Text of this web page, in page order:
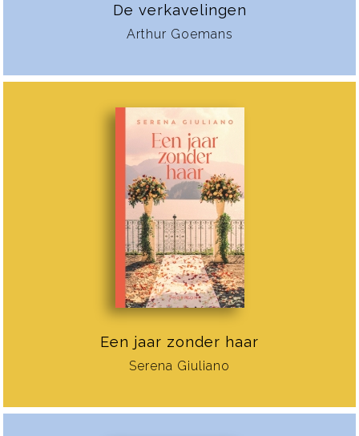
De verkavelingen
Arthur Goemans
Een jaar zonder haar
Serena Giuliano